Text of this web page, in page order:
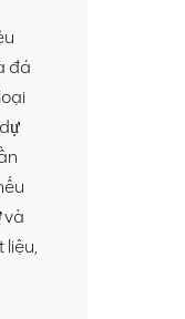
đá
và